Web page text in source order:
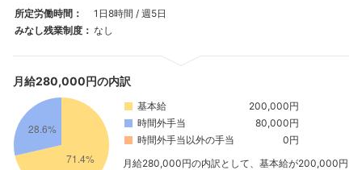
所定労働時間：
1日8時間 / 週5日
みなし残業制度： なし
月給280,000円の内訳
基本給
200,000円
時間外手当
80,000円
時間外手当以外の手当
0円
月給280,000円の内訳として、基本給が200,000円